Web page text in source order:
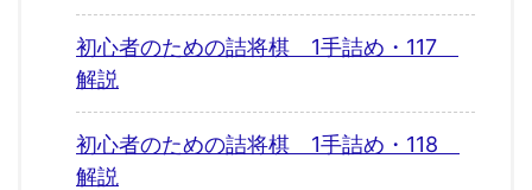
初心者のための詰将棋 1手詰め・117
解説
初心者のための詰将棋 1手詰め・118
解説